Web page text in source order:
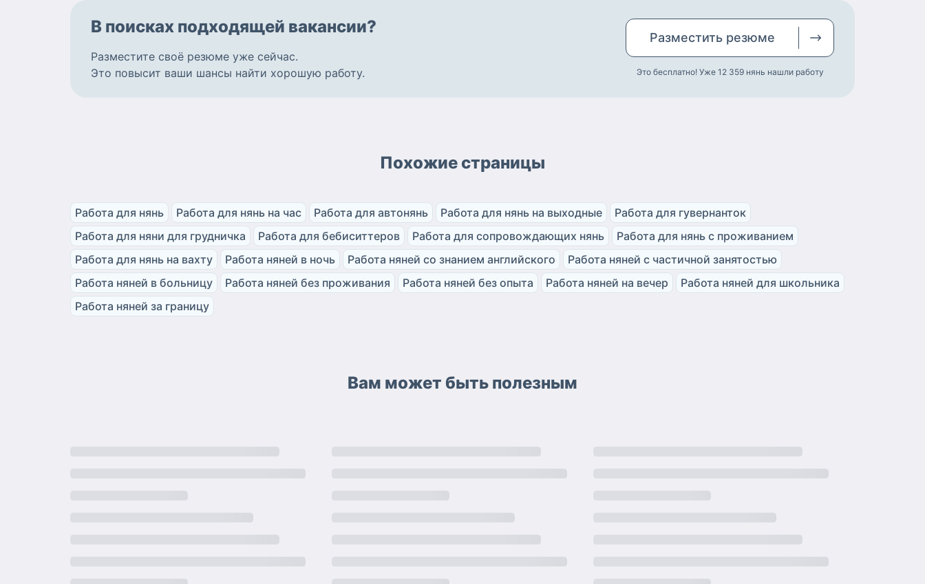
В поисках подходящей вакансии?
Разместите своё резюме уже сейчас.
Это повысит ваши шансы найти хорошую работу.
Разместить резюме
Это бесплатно! Уже 12 359 нянь нашли работу
Похожие страницы
Работа для нянь Работа для нянь на час Работа для автонянь Работа для нянь на выходные
Работа для гувернанток
Работа для няни для грудничка
Работа для бебиситтеров Работа для сопровождающих нянь
Работа для нянь с проживанием
Работа для нянь на вахту
Работа няней в ночь Работа няней со знанием английского
Работа няней с частичной занятостью
Работа няней в больницу
Работа няней без проживания Работа няней без опыта Работа няней на вечер
Работа няней для школьника
Работа няней за границу
Вам может быть полезным